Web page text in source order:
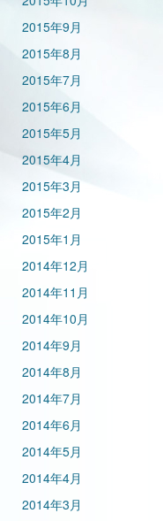
2015年9月
2015年8月
2015年7月
2015年6月
2015年5月
2015年4月
2015年3月
2015年2月
2015年1月
2014年12月
2014年11月
2014年10月
2014年9月
2014年8月
2014年7月
2014年6月
2014年5月
2014年4月
2014年3月